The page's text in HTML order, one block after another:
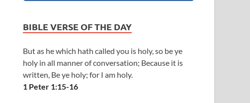
BIBLE VERSE OF THE DAY
But as he which hath called you is holy, so be ye
holy in all manner of conversation; Because it is
written, Be ye holy; for I am holy.
1 Peter 1:15-16